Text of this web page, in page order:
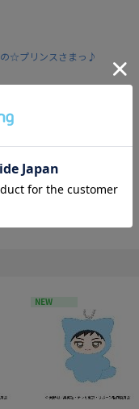
☆プリンスさまっ♪
リックプレートが登
ST☆RISHだけでなく先輩達
ーン1個、紙製台紙1枚
NEW